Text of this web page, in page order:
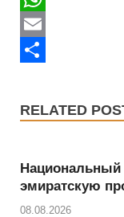
b
o
w
W
h
p
E
RELATED
Национальный
эмиратскую
08.08.2026